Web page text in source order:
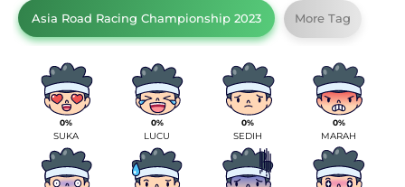
Asia Road Racing Championship 2023 More Tag
0%
SUKA
0%
LUCU
0%
SEDIH
0%
MARAH